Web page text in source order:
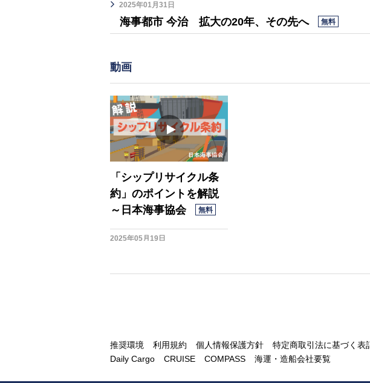
2025年01月31日
海事都市 今治 拡大の20年、その先へ 無料
動画
「シップリサイクル条
約」のポイントを解説
～日本海事協会
無料
2025年05月19日
推奨環境 利用規約 個人情報保護方針 特定商取引法に基づく表
Daily Cargo
CRUISE COMPASS 海運・造船会社要覧